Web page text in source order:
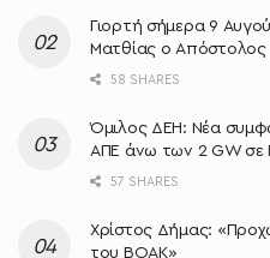
Γιορτή σήμερα 9
Ματθίας ο Απόστολος
58 SHARES
Όμιλος ΔΕΗ: Νέα
ΑΠΕ άνω των 2 GW σε
57 SHARES
Χρίστος Δήμας:
του ΒΟΑΚ»